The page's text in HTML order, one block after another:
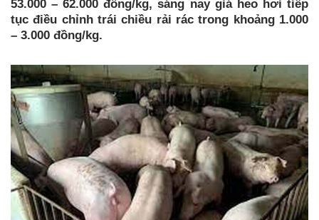
53.000 – 62.000 đồng/kg, sáng nay giá heo hơi tiếp
tục điều chỉnh trái chiều rải rác trong khoảng 1.000
– 3.000 đồng/kg.